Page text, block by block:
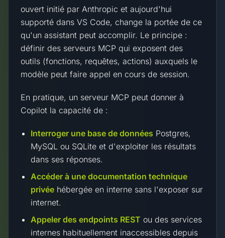
ouvert initié par Anthropic et aujourd'hui
supporté dans VS Code, change la portée de ce
qu'un assistant peut accomplir. Le principe :
définir des serveurs MCP qui exposent des
outils (fonctions, requêtes, actions) auxquels le
modèle peut faire appel en cours de session.
En pratique, un serveur MCP peut donner à
Copilot la capacité de :
Interroger une base de données Postgres,
MySQL ou SQLite et d'exploiter les résultats
dans ses réponses.
Accéder à une documentation technique
privée hébergée en interne sans l'exposer sur
internet.
Appeler des endpoints REST ou des services
internes habituellement inaccessibles depuis